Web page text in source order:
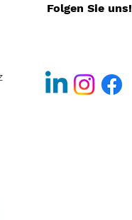
Folgen Sie uns!